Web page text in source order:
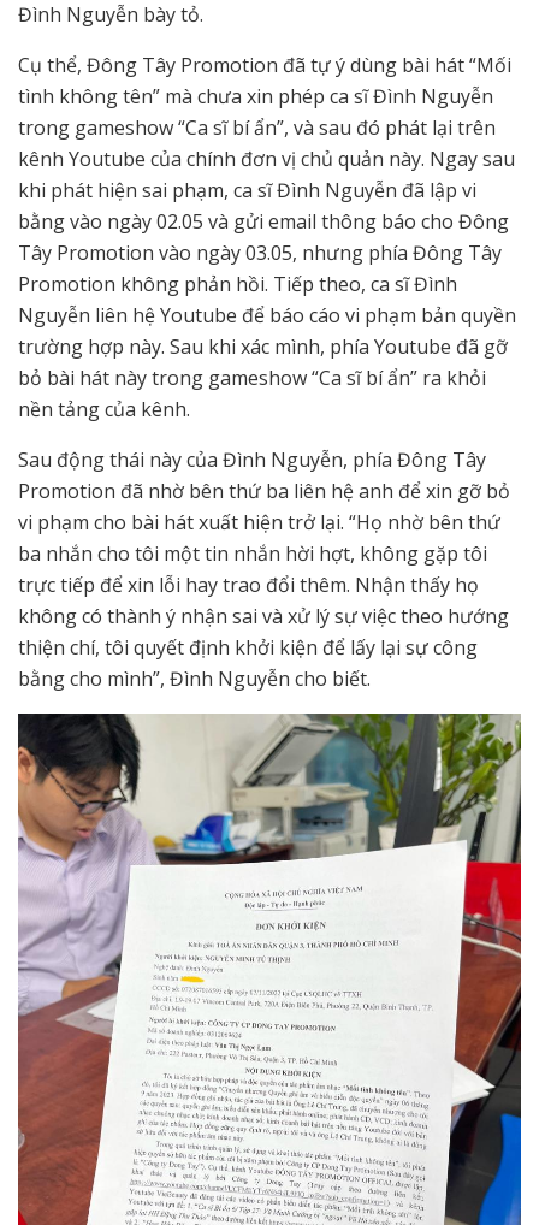
Đình Nguyễn bày tỏ.
Cụ thể, Đông Tây Promotion đã tự ý dùng bài hát “Mối
tình không tên” mà chưa xin phép ca sĩ Đình Nguyễn
trong gameshow “Ca sĩ bí ẩn”, và sau đó phát lại trên
kênh Youtube của chính đơn vị chủ quản này. Ngay sau
khi phát hiện sai phạm, ca sĩ Đình Nguyễn đã lập vi
bằng vào ngày 02.05 và gửi email thông báo cho Đông
Tây Promotion vào ngày 03.05, nhưng phía Đông Tây
Promotion không phản hồi. Tiếp theo, ca sĩ Đình
Nguyễn liên hệ Youtube để báo cáo vi phạm bản quyền
trường hợp này. Sau khi xác mình, phía Youtube đã gỡ
bỏ bài hát này trong gameshow “Ca sĩ bí ẩn” ra khỏi
nền tảng của kênh.
Sau động thái này của Đình Nguyễn, phía Đông Tây
Promotion đã nhờ bên thứ ba liên hệ anh để xin gỡ bỏ
vi phạm cho bài hát xuất hiện trở lại. “Họ nhờ bên thứ
ba nhắn cho tôi một tin nhắn hời hợt, không gặp tôi
trực tiếp để xin lỗi hay trao đổi thêm. Nhận thấy họ
không có thành ý nhận sai và xử lý sự việc theo hướng
thiện chí, tôi quyết định khởi kiện để lấy lại sự công
bằng cho mình”, Đình Nguyễn cho biết.